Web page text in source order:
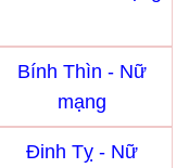
Bính Thìn - Nữ
mạng
Đinh Tỵ - Nữ